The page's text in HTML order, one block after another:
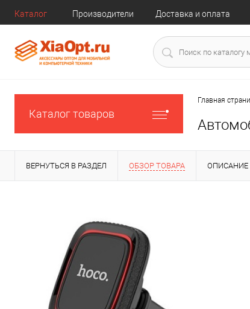
Каталог Производители Доставка и оплата
Каталог товаров
Главная
ВЕРНУТЬСЯ В РАЗДЕЛ ОБЗОР ТОВАРА ОПИСАНИЕ